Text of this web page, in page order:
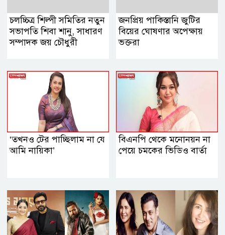
চলচ্চিত্র শিল্পী সমিতির নতুন
সভাপতি শিবা শানু, সাধারণ
সম্পাদক জয় চৌধুরী
জনপ্রিয় পাকিস্তানি জুটির
বিয়ের ঘোষণার অপেক্ষায়
ভক্তরা
‘তখনও টের পাচ্ছিলাম না যে
আমি নায়িকা’
বিএনপি থেকে মনোনয়ন না
পেয়ে চমকের ভিডিও বার্তা